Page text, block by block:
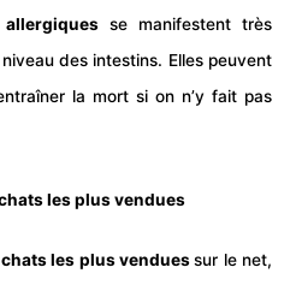
se manifestent très
des intestins. Elles peuvent
la mort si on n’y fait pas
les plus vendues
les plus venduessur le net,